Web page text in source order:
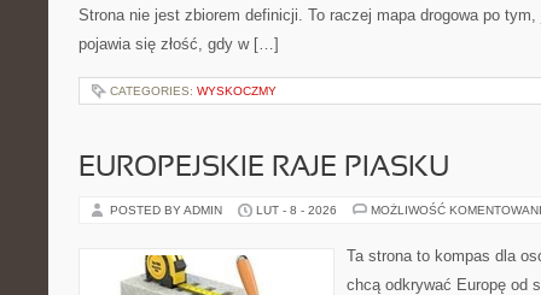
Strona nie jest zbiorem definicji. To raczej mapa drogowa po
pojawia się złość, gdy w […]
CATEGORIES: WYSKOCZMY
EUROPEJSKIE RAJE PIASKU
POSTED BY ADMIN LUT - 8 - 2026 MOŻLIWOŚĆ
Ta strona to kompas dla
chcą odkrywać Europę od